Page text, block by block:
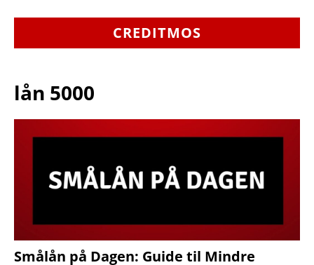
CREDITMOS
lån 5000
Smålån på Dagen: Guide til Mindre